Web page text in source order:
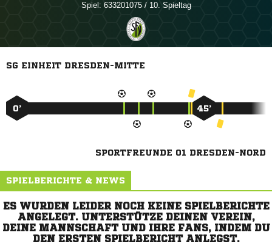
Spiel: 633201075 / 10. Spieltag
SG EINHEIT DRESDEN-MITTE
0’ 45’
SPORTFREUNDE 01 DRESDEN-NORD
SPIELBERICHTE & NEWS
ES WURDEN LEIDER NOCH KEINE SPIELBERICHTE
ANGELEGT. UNTERSTÜTZE DEINEN VEREIN,
DEINE MANNSCHAFT UND IHRE FANS, INDEM DU
DEN ERSTEN SPIELBERICHT ANLEGST.